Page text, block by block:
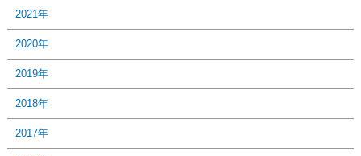
2021年
2020年
2019年
2018年
2017年